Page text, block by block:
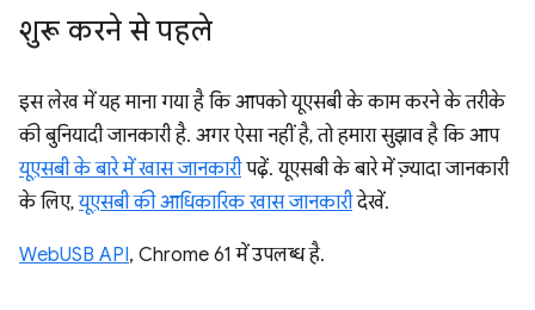
शुरू करने से पहले
इस लेख में यह माना गया है कि आपको यूएसबी के काम करने के तरीके
की बुनियादी जानकारी है. अगर ऐसा नहीं है, तो हमारा सुझाव है कि आप
यूएसबी के बारे में खास जानकारीपढ़ें. यूएसबी के बारे में ज़्यादा जानकारी
के लिए,यूएसबी की आधिकारिक खास जानकारीदेखें.
WebUSB API, Chrome 61 में उपलब्ध है.